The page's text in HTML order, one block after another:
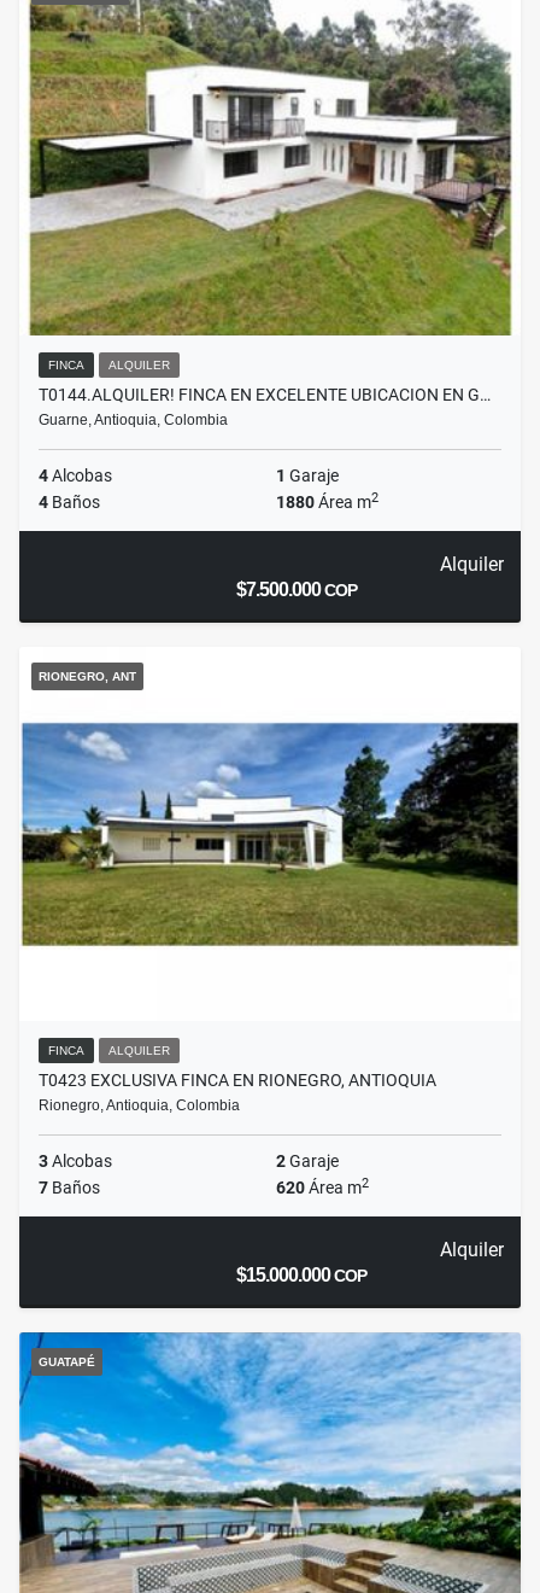
FINCA ALQUILER
T0144.ALQUILER! FINCA EN EXCELENTE UBICACION EN G…
Guarne, Antioquia, Colombia
4Alcobas 1 Garaje
4 Baños 1880Área m2
Alquiler
$7.500.000COP
RIONEGRO, ANT
FINCA ALQUILER
T0423 EXCLUSIVA FINCA EN RIONEGRO, ANTIOQUIA
Rionegro, Antioquia, Colombia
3Alcobas 2Garaje
7 Baños 620Área m2
Alquiler
$15.000.000COP
GUATAPÉ